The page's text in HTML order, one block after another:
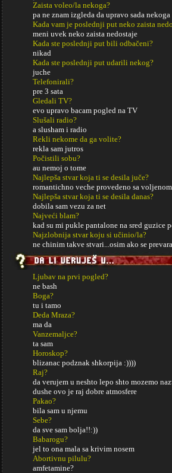
Zaista voleo/la nekoga?
pa ne znam izgleda da upravo sada
Kada vam je poslednji put neko zaista
meni uvek neko zaista nedostaje
Kada ste poslednji put bili odbačeni?
nikad
Kada ste poslednji put udarili nekog?
juche
Telefonirali?
pre 3 sata
Gledali TV?
evo upravo bacam pogled na TV
Slušali radio?
a slusham i radio
Rekli nekome da ga volite?
rekla sam jutros
Počistili sobu?
au nemoj o tome
Najlepša stvar koja ti se desila juče?
romantichno veche provedeno sa
Najlepša stvar koja ti se desila danas?
dobila sam vezu za net
Najveći blam?
kad su mi pukle pantalone na sred guzice
Najzlobnija stvar koju si učinio/la?
ne chinim takve stvari...osim ako se
Ljubav na prvi pogled?
ne bash
Boga?
tu i tamo
Deda Mraza?
ma da
Vanzemaljce?
ta sam
Horoskop?
blizanac podznak shkorpija :))))
Raj?
da verujem u neshto lepo shto mozemo
dushe ovo je raj dobre atmosfere
Pakao?
bila sam u njemu
Sebe?
da sve sam bolja!!:))
Babarogu?
jel to ona mala sa krivim nosem
Abortivnu pilulu?
amfetamine?